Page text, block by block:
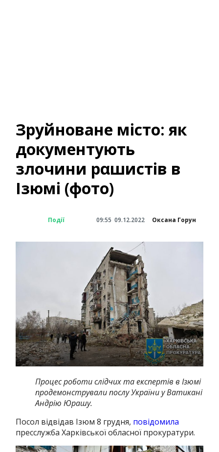
Зруйноване місто: як
документують
злочини рαшистів в
Ізюмі (фото)
Події 09:55 09.12.2022 Оксана Горун
Процес роботи слідчих та експертів в Ізюмі
продемонстрували послу України у Ватикані
Андрію Юрашу.
Посол відвідав Ізюм 8 грудня, повідомила
пресслужба Харківської обласної прокуратури.